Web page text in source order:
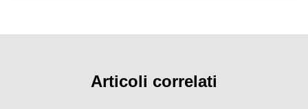
Articoli correlati